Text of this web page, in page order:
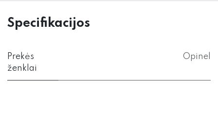
Specifikacijos
Prekės
ženklai
Opinel